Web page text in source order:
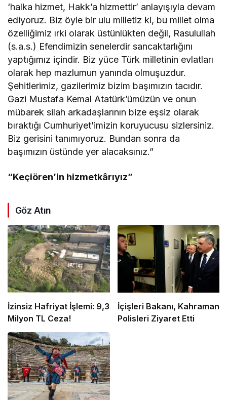
‘halka hizmet, Hakk’a hizmettir’ anlayışıyla devam
ediyoruz. Biz öyle bir ulu milletiz ki, bu millet olma
özelliğimiz ırki olarak üstünlükten değil, Rasulullah
(s.a.s.) Efendimizin senelerdir sancaktarlığını
yaptığımız içindir. Biz yüce Türk milletinin evlatları
olarak hep mazlumun yanında olmuşuzdur.
Şehitlerimiz, gazilerimiz bizim başımızın tacıdır.
Gazi Mustafa Kemal Atatürk’ümüzün ve onun
mübarek silah arkadaşlarının bize eşsiz olarak
bıraktığı Cumhuriyet’imizin koruyucusu sizlersiniz.
Biz gerisini tanımıyoruz. Bundan sonra da
başımızın üstünde yer alacaksınız.”
“Keçiören’in hizmetkârıyız”
Göz Atın
İzinsiz Hafriyat İşlemi: 9,3
Milyon TL Ceza!
İçişleri Bakanı, Kahraman
Polisleri Ziyaret Etti